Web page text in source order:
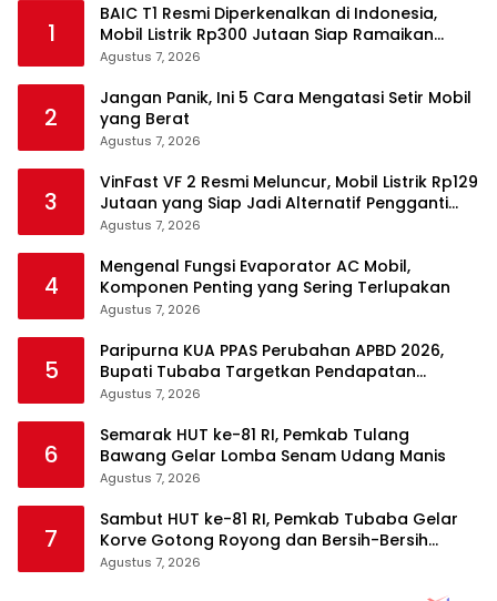
1
BAIC T1 Resmi Diperkenalkan di Indonesia,
Mobil Listrik Rp300 Jutaan Siap Ramaikan
Pasar EV
Agustus 7, 2026
2
Jangan Panik, Ini 5 Cara Mengatasi Setir Mobil
yang Berat
Agustus 7, 2026
3
VinFast VF 2 Resmi Meluncur, Mobil Listrik Rp129
Jutaan yang Siap Jadi Alternatif Pengganti
Motor
Agustus 7, 2026
4
Mengenal Fungsi Evaporator AC Mobil,
Komponen Penting yang Sering Terlupakan
Agustus 7, 2026
5
Paripurna KUA PPAS Perubahan APBD 2026,
Bupati Tubaba Targetkan Pendapatan
Daerah Rp820,3 Miliar
Agustus 7, 2026
6
Semarak HUT ke-81 RI, Pemkab Tulang
Bawang Gelar Lomba Senam Udang Manis
Agustus 7, 2026
7
Sambut HUT ke-81 RI, Pemkab Tubaba Gelar
Korve Gotong Royong dan Bersih-Bersih
Serentak
Agustus 7, 2026